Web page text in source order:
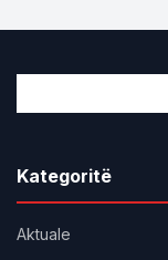
Kategoritë
Aktuale